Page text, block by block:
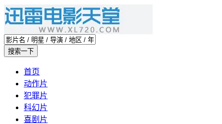
首页
动作片
犯罪片
科幻片
喜剧片